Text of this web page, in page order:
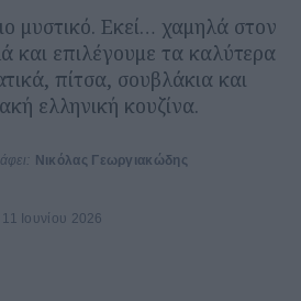
μυστικό. Εκεί… χαμηλά στον
και επιλέγουμε τα καλύτερα
πίτσα, σουβλάκια και
ελληνική κουζίνα.
Νικόλας Γεωργιακώδης
11 Ιουνίου 2026